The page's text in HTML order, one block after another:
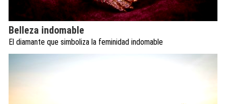
Belleza indomable
El diamante que simboliza la feminidad indomable